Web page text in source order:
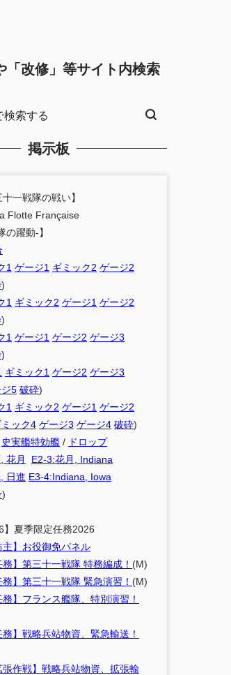
「改修」等サイト内検索
掲示板
十一戦隊の戦い】
la Flotte Française
の躍動-】
1 ゲージ1 ギミック2 ゲージ2
)
1 ギミック2 ゲージ1 ゲージ2
)
1 ゲージ1 ゲージ2 ゲージ3
)
ギミック1 ゲージ2 ゲージ3
5 破砕)
1 ギミック2 ゲージ1 ゲージ2
ミック4 ゲージ3 ゲージ4 破砕)
史実艦特効艦 / ドロップ
花月
E2-3:花月, Indiana
日進 E3-4:Indiana, Iowa
)
】夏季限定任務2026
主】お役御免パネル
務】第三十一戦隊 特務編成！ (M)
務】第三十一戦隊 緊急演習！ (M)
務】フランス艦隊、特別演習！
務】戦略兵站物資、緊急輸送！
張作戦】戦略兵站物資、拡張輸